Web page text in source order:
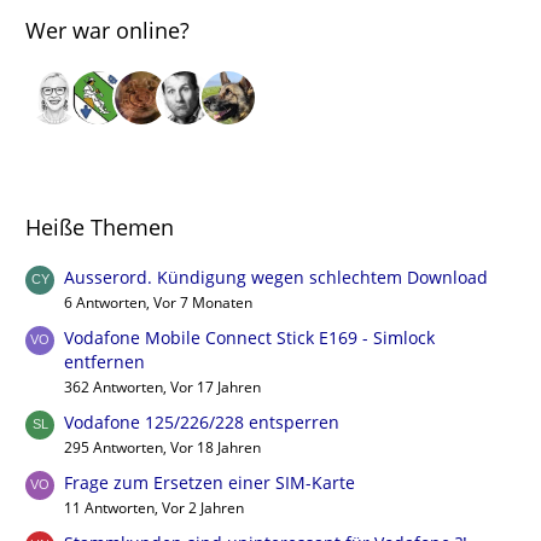
Wer war online?
Heiße Themen
Ausserord. Kündigung wegen schlechtem Download
6 Antworten, Vor 7 Monaten
Vodafone Mobile Connect Stick E169 - Simlock
entfernen
362 Antworten, Vor 17 Jahren
Vodafone 125/226/228 entsperren
295 Antworten, Vor 18 Jahren
Frage zum Ersetzen einer SIM-Karte
11 Antworten, Vor 2 Jahren